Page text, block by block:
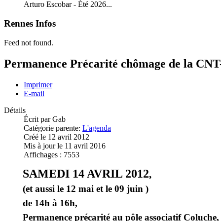
Arturo Escobar - Été 2026...
Rennes Infos
Feed not found.
Permanence Précarité chômage de la
Imprimer
E-mail
Détails
Écrit parGab
Catégorie parente: L'agenda
Créé le 12 avril 2012
Mis à jour le 11 avril 2016
Affichages : 7553
SAMEDI 14 AVRIL 2012,
(et aussi le 12 mai et le 09 juin )
de 14h à 16h,
Permanence précarité au pôle associatif Coluche,